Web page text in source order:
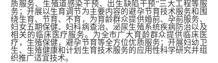
质服务、生殖道感染干预、出生缺陷干预”三大工程等服
务；开展以生育调节为主要内容的避孕节育技术服务和围
绕生育、节育、不育，为育龄群众提供婚前、孕前服务、
妇女五期保健、妇科病查治、泌尿生殖系统疾病防治以及
相关的临床医疗服务。为全市广大育龄群众提供临床医
疗，生殖保健，避孕节育等全方位优质服务；开展妇幼卫
生、生殖健康和计划生育技术服务的应用性科学研究并组
织推广适宜技术。